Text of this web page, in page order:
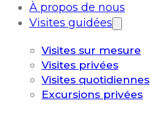
À propos de nous
Visites guidées
Visites sur mesure
Visites privées
Visites quotidiennes
Excursions privées